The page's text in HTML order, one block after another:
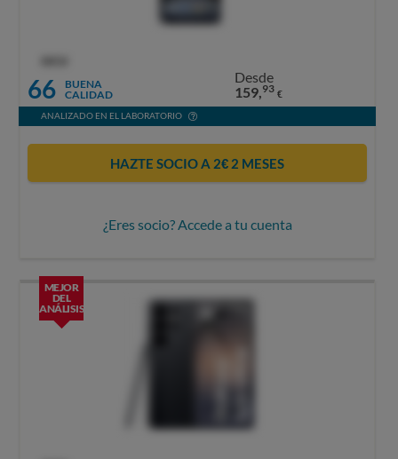
66
BUENA
CALIDAD
Desde
159,93 €
ANALIZADO EN EL LABORATORIO
HAZTE SOCIO A 2€ 2 MESES
¿Eres socio? Accede a tu cuenta
MEJOR
DEL
ANÁLISIS